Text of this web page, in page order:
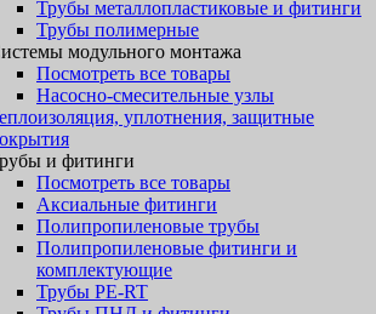
Трубы металлопластиковые и фитинги
Трубы полимерные
модульного монтажа
Посмотреть все товары
Насосно-смесительные узлы
уплотнения, защитные
и фитинги
Посмотреть все товары
Аксиальные фитинги
Полипропиленовые трубы
Полипропиленовые фитинги и
комплектующие
Трубы PE-RT